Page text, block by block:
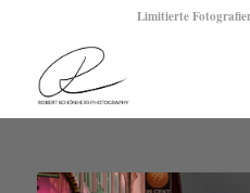
Limitierte